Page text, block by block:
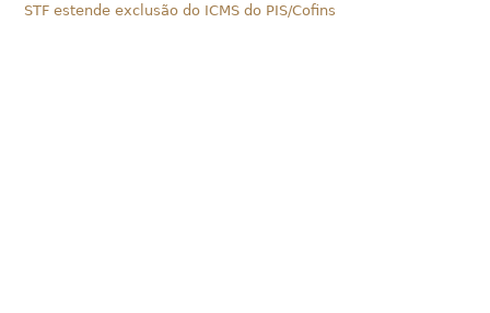
STF estende exclusão do ICMS do PIS/Cofins